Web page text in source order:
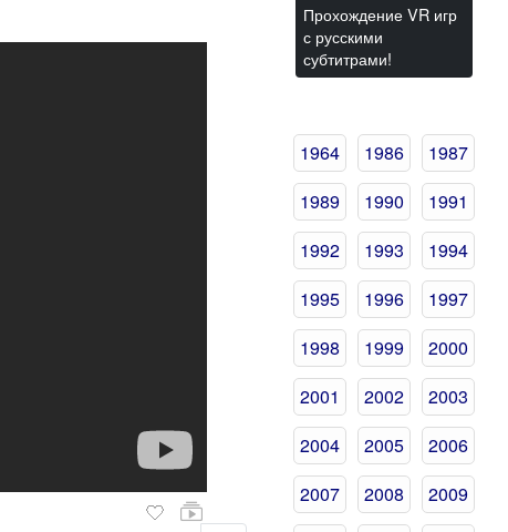
Прохождение VR игр
с русскими
субтитрами!
1964 1986
1987
1989
1990
1991
1992
1993
1994
1995
1996
1997
1998
1999
2000
2001
2002
2003
2004
2005
2006
2007
2008
2009